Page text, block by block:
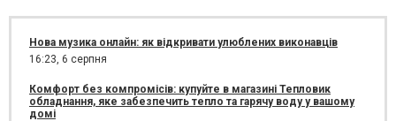
Нова музика онлайн: як відкривати улюблених виконавців
16:23, 6 серпня
Комфорт без компромісів: купуйте в магазині Тепловик
обладнання, яке забезпечить тепло та гарячу воду у вашому
домі